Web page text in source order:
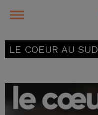
LE COEUR AU SUD